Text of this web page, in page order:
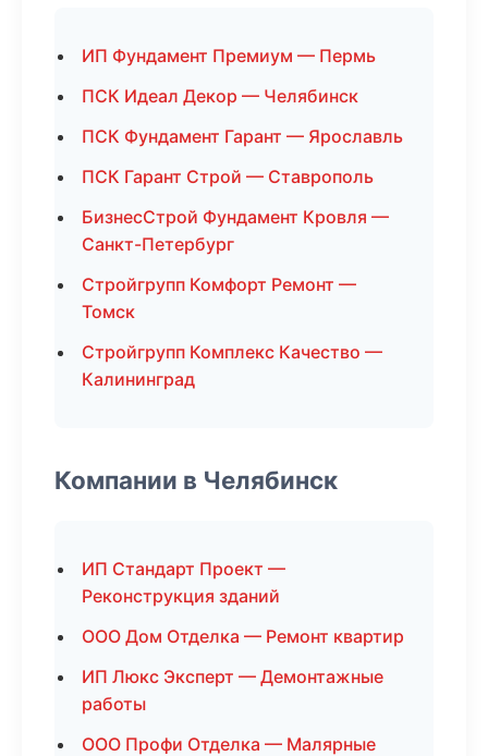
ИП Фундамент Премиум — Пермь
ПСК Идеал Декор — Челябинск
ПСК Фундамент Гарант — Ярославль
ПСК Гарант Строй — Ставрополь
БизнесСтрой Фундамент Кровля —
Санкт-Петербург
Стройгрупп Комфорт Ремонт —
Томск
Стройгрупп Комплекс Качество —
Калининград
Компании в Челябинск
ИП Стандарт Проект —
Реконструкция зданий
ООО Дом Отделка — Ремонт квартир
ИП Люкс Эксперт — Демонтажные
работы
ООО Профи Отделка — Малярные